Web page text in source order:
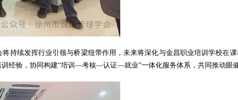
持续发挥行业引领与桥梁纽带作用，未来将深化与金昌职业培训学校在
经验，协同构建“培训—考核—认证—就业”一体化服务体系，共同推动眼